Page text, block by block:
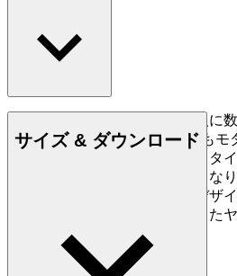
デンマーク屈指の建築家の一人に
セン (1902-1971) は、国際的にも
り、その厳格で表現力豊かなスタ
築とデザイン作品全体の特徴とな
て建築、家具デザイン、工業デザ
少なからぬ数の名作を生み出した
詳しく見る Arne Jacobsen
サイズ & ダウンロード